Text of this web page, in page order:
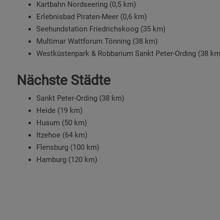
Kartbahn Nordseering (0,5 km)
Erlebnisbad Piraten-Meer (0,6 km)
Seehundstation Friedrichskoog (35 km)
Multimar Wattforum Tönning (38 km)
Westküstenpark & Robbarium Sankt Peter-Ording (38
Nächste Städte
Sankt Peter-Ording (38 km)
Heide (19 km)
Husum (50 km)
Itzehoe (64 km)
Flensburg (100 km)
Hamburg (120 km)